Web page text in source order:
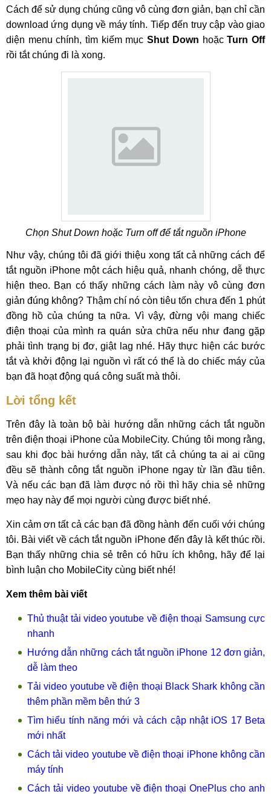
Cách để sử dụng chúng cũng vô cùng đơn giản, bạn chỉ cần
download ứng dụng về máy tính. Tiếp đến truy cập vào giao
diện menu chính, tìm kiếm mụcShut Down hoặcTurn Off
rồi tắt chúng đi là xong.
Chọn Shut Down hoặc Turn off để tắt nguồn iPhone
Như vậy, chúng tôi đã giới thiệu xong tất cả những cách để
tắt nguồn iPhone một cách hiệu quả, nhanh chóng, dễ thực
hiện theo. Bạn có thấy những cách làm này vô cùng đơn
giản đúng không? Thậm chí nó còn tiêu tốn chưa đến 1 phút
đồng hồ của chúng ta nữa. Vì vậy, đừng vội mang chiếc
điện thoại của mình ra quán sửa chữa nếu như đang gặp
phải tình trạng bị đơ, giật lag nhé. Hãy thực hiện các bước
tắt và khởi động lại nguồn vì rất có thể là do chiếc máy của
bạn đã hoạt động quá công suất mà thôi.
Lời tổng kết
Trên đây là toàn bộ bài hướng dẫn những cách tắt nguồn
trên điện thoại iPhone của MobileCity. Chúng tôi mong rằng,
sau khi đọc bài hướng dẫn này, tất cả chúng ta ai ai cũng
đều sẽ thành công tắt nguồn iPhone ngay từ lần đầu tiên.
Và nếu các bạn đã làm được nó rồi thì hãy chia sẻ những
mẹo hay này để mọi người cùng được biết nhé.
Xin cảm ơn tất cả các bạn đã đồng hành đến cuối với chúng
tôi. Bài viết về cách tắt nguồn iPhone đến đây là kết thúc rồi.
Bạn thấy những chia sẻ trên có hữu ích không, hãy để lại
bình luận cho MobileCity cùng biết nhé!
Xem thêm bài viết
Thủ thuật tải video youtube về điện thoại Samsung cực
nhanh
Hướng dẫn những cách tắt nguồn iPhone 12 đơn giản,
dễ làm theo
Tải video youtube về điện thoại Black Shark không cần
thêm phần mềm bên thứ 3
Tìm hiểu tính năng mới và cách cập nhật iOS 17 Beta
mới nhất
Cách tải video youtube về điện thoại iPhone không cần
máy tính
Cách tải video youtube về điện thoại OnePlus cho anh